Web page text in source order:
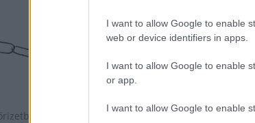
I want to allow Google to enable
web or device identifiers in apps.
I want to allow Google to enable
or app.
I want to allow Google to enable
egy kábítószer-ellenes
A korszerűsítések
alakítanak ki.